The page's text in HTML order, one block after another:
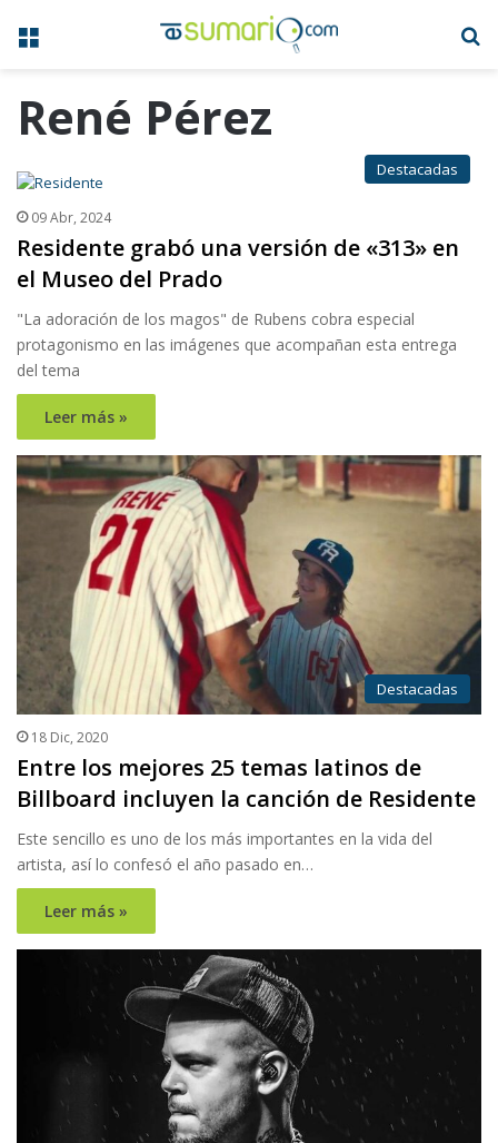
Menú
René Pérez
Destacadas
09 Abr, 2024
Residente grabó una versión de «313» en
el Museo del Prado
"La adoración de los magos" de Rubens cobra especial
protagonismo en las imágenes que acompañan esta entrega
del tema
Leer más »
Destacadas
18 Dic, 2020
Entre los mejores 25 temas latinos de
Billboard incluyen la canción de Residente
Este sencillo es uno de los más importantes en la vida del
artista, así lo confesó el año pasado en…
Leer más »